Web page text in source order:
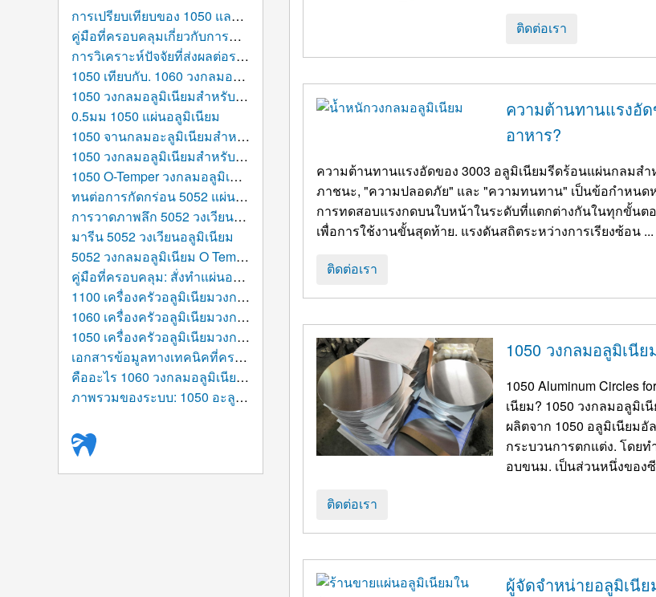
การเปรียบเทียบของ 1050 และ 5052 แผ่นอลูมิเนียม: ซึ่งเหมาะกับโครงการการผลิตของคุณมากกว่า?
คู่มือที่ครอบคลุมเกี่ยวกับการกำจัดเสี้ยนและการควบคุมการตกแต่งพื้นผิวสำหรับ 1050 แผ่นอลูมิเนียมประทับตรา
การวิเคราะห์ปัจจัยที่ส่งผลต่อราคาวงกลมอลูมิเนียมโดยละเอียด: สิ่งที่กำหนดต้นทุน?
1050 เทียบกับ. 1060 วงกลมอลูมิเนียม: การเปรียบเทียบเชิงลึก, พารามิเตอร์ประสิทธิภาพ, และคู่มือการเลือก
1050 วงกลมอลูมิเนียมสำหรับแสงสะท้อนแสง
0.5มม 1050 แผ่นอลูมิเนียม
1050 จานกลมอะลูมิเนียมสำหรับเครื่องครัวเหนี่ยวนำ
1050 วงกลมอลูมิเนียมสำหรับกระทะพิซซ่า
1050 O-Temper วงกลมอลูมิเนียม 0.8 มม
ทนต่อการกัดกร่อน 5052 แผ่นอลูมิเนียม
การวาดภาพลึก 5052 วงเวียนอลูมิเนียม
มารีน 5052 วงเวียนอลูมิเนียม
5052 วงกลมอลูมิเนียม O Temper 1.2 มม. สำหรับกระถาง
คู่มือที่ครอบคลุม: สั่งทำแผ่นอลูมิเนียมรีดร้อนแบบกำหนดเอง
1100 เครื่องครัวอลูมิเนียมวงกลม: คำแนะนำขั้นสูงสุดตั้งแต่โครงสร้างอะตอมไปจนถึงตารางสากล
1060 เครื่องครัวอลูมิเนียมวงกลม: คู่มือประสิทธิภาพขั้นสูงสุด, การผลิต, และแอปพลิเคชัน
1050 เครื่องครัวอลูมิเนียมวงกลม: โซลูชันอะลูมิเนียมที่มีความบริสุทธิ์สูงสำหรับการผลิตเครื่องครัวสมัยใหม่
เอกสารข้อมูลทางเทคนิคที่ครอบคลุม: 1050 วงเวียนอลูมิเนียม
คืออะไร 1060 วงกลมอลูมิเนียม/แผ่นดิสก์ที่ใช้สำหรับ?
ภาพรวมของระบบ: 1050 อะลูมิเนียมวงกลม/แผ่นดิสก์ (อลูมิเนียมกลมเปล่า)
ติดต่อเรา
ความต้านทานแรงอั
อาหาร?
ความต้านทานแรงอัดของ 3003 อลูมิเนียมรีดร้อนแผ่นกลมส
ภาชนะ, "ความปลอดภัย" และ "ความทนทาน" เป็นข้อกำหนด
การทดสอบแรงกดบนใบหน้าในระดับที่แตกต่างกันในทุกขั้น
เพื่อการใช้งานขั้นสุดท้าย. แรงดันสถิตระหว่างการเรียงซ้อน ...
ติดต่อเรา
1050 วงกลมอลูมิเนี
1050 Aluminum Circles
เนียม? 1050 วงกลมอลูมิ
ผลิตจาก 1050 อลูมิเนียม
กระบวนการตกแต่ง. โดย
อบขนม. เป็นส่วนห
ติดต่อเรา
ผู้จัดจำหน่ายอลูมิเนีย